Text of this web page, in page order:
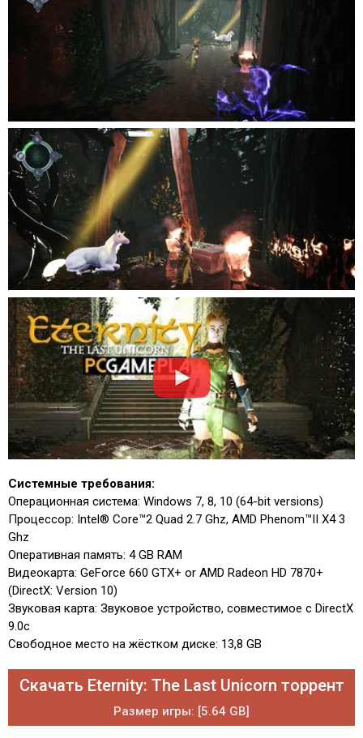
Системные требования:
Операционная система: Windows 7, 8, 10 (64-bit versions)
Процессор: Intel® Core™2 Quad 2.7 Ghz, AMD Phenom™II X4 3
Ghz
Оперативная память: 4 GB RAM
Видеокарта: GeForce 660 GTX+ or AMD Radeon HD 7870+
(DirectX: Version 10)
Звуковая карта: Звуковое устройство, совместимое с DirectX
9.0c
Свободное место на жёстком диске: 13,8 GB
Скачать Eternity: The Last Unicorn торрент
Размер игры: [5.64 GB]